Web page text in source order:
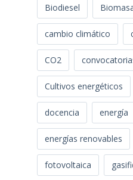
Biodiesel
cambio climático
CO2
Cultivos energéticos
docencia energía
energías renovables
fotovoltaica